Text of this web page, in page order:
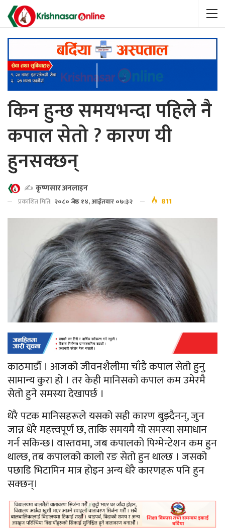
किन हुन्छ समयभन्दा पहिले नै
कपाल सेतो ? कारण यी
हुनसक्छन्
✍️ कृष्णसार अनलाइन
प्रकाशित मिति: २०८० जेष्ठ १४, आईतवार ०७:३२ 811
काठमाडौँ । आजको जीवनशैलीमा चाँडै कपाल सेतो हुनु
सामान्य कुरा हो । तर केही मानिसको कपाल कम उमेरमै
सेतो हुने समस्या देखापर्छ ।
धेरै पटक मानिसहरूले यसको सही कारण बुझ्दैनन्, जुन
जान्न धेरै महत्त्वपूर्ण छ, ताकि समयमै यो समस्या समाधान
गर्न सकिन्छ। वास्तवमा, जब कपालको पिग्मेन्टेशन कम हुन
थाल्छ, तब कपालको कालो रङ सेतो हुन थाल्छ । जसको
पछाडि भिटामिन मात्र होइन अन्य धेरै कारणहरू पनि हुन
सक्छन्।